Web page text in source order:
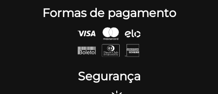
Formas de pagamento
Segurança